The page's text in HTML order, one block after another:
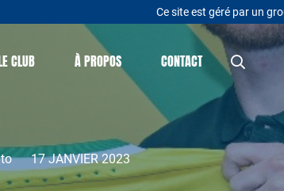
Ce site est géré par un
CLUB À PROPOS CONTACT
17 JANVIER 2023